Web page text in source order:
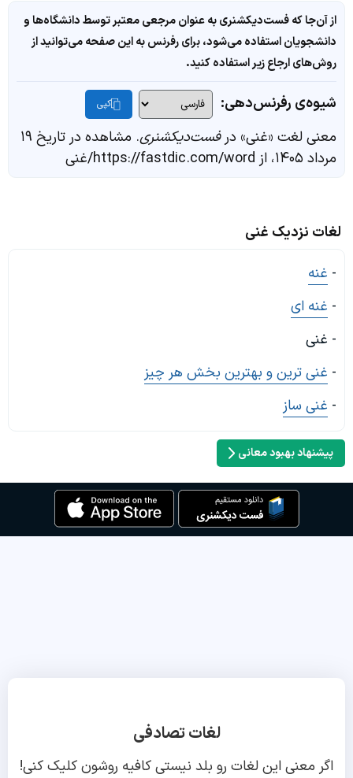
از آن‌جا که فست‌دیکشنری به عنوان مرجعی معتبر توسط دانشگاه‌ها و
دانشجویان استفاده می‌شود، برای رفرنس به این صفحه می‌توانید از
روش‌های ارجاع زیر استفاده کنید.
شیوه‌ی رفرنس‌دهی: کپی
معنی لغت «غنی» درفست‌دیکشنری
. مشاهده در تاریخ ۱۹
مرداد ۱۴۰۵، از https://fastdic.com/word/غنی
لغات نزدیک غنی
- غنه
- غنه ای
- غنی
- غنی ترین و بهترین بخش هر چیز
- غنی ساز
پیشنهاد بهبود معانی
لغات تصادفی
اگر معنی این لغات رو بلد نیستی کافیه روشون کلیک کنی!